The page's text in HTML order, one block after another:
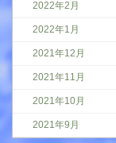
2022年2月
2022年1月
2021年12月
2021年11月
2021年10月
2021年9月